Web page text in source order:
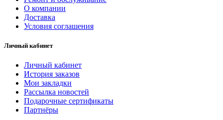
О компании
Доставка
Условия соглашения
Личный кабинет
Личный кабинет
История заказов
Мои закладки
Рассылка новостей
Подарочные сертификаты
Партнёры